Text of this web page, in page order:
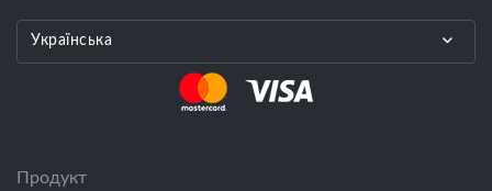
Українська
Продукт